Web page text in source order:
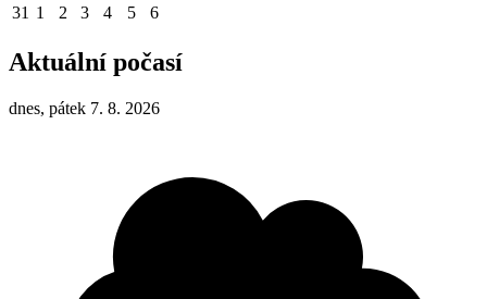
31 1 2 3 4 5 6
Aktuální počasí
dnes, pátek 7. 8. 2026